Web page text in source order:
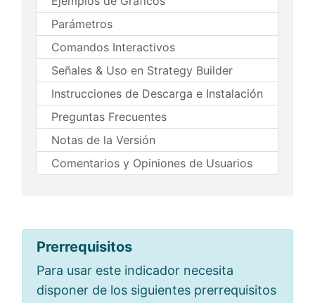
Parámetros
Comandos Interactivos
Señales & Uso en Strategy Builder
Instrucciones de Descarga e Instalación
Preguntas Frecuentes
Notas de la Versión
Comentarios y Opiniones de Usuarios
Prerrequisitos
Para usar este indicador necesita
disponer de los siguientes prerrequisitos